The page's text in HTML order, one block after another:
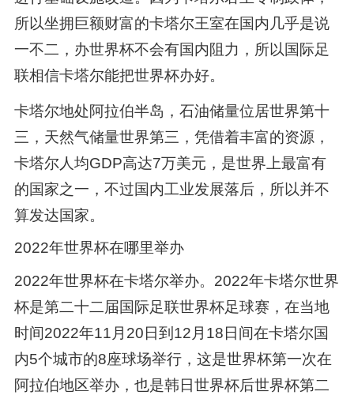
所以坐拥巨额财富的卡塔尔王室在国内几乎是说
一不二，办世界杯不会有国内阻力，所以国际足
联相信卡塔尔能把世界杯办好。
卡塔尔地处阿拉伯半岛，石油储量位居世界第十
三，天然气储量世界第三，凭借着丰富的资源，
卡塔尔人均GDP高达7万美元，是世界上最富有
的国家之一，不过国内工业发展落后，所以并不
算发达国家。
2022年世界杯在哪里举办
2022年世界杯在卡塔尔举办。2022年卡塔尔世界
杯是第二十二届国际足联世界杯足球赛，在当地
时间2022年11月20日到12月18日间在卡塔尔国
内5个城市的8座球场举行，这是世界杯第一次在
阿拉伯地区举办，也是韩日世界杯后世界杯第二